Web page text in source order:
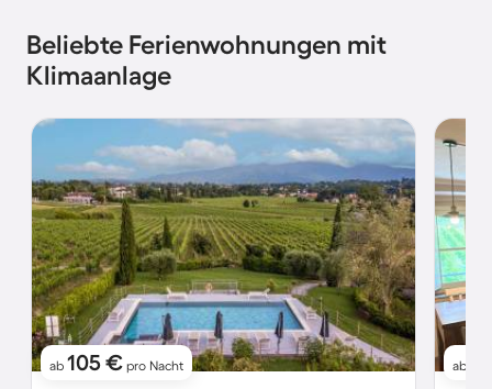
Beliebte Ferienwohnungen mit
Klimaanlage
ab 105 € pro Nacht ab